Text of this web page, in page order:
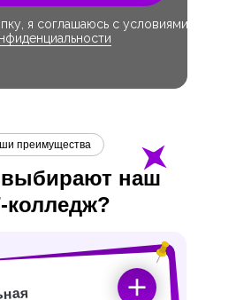
я соглашаюсь с условиями
наш
колледж?
преимущества